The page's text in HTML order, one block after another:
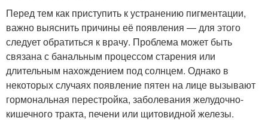
Перед тем как приступить к устранению пигментации,
важно выяснить причины её появления — для этого
следует обратиться к врачу. Проблема может быть
связана с банальным процессом старения или
длительным нахождением под солнцем. Однако в
некоторых случаях появление пятен на лице вызывают
гормональная перестройка, заболевания желудочно-
кишечного тракта, печени или щитовидной железы.